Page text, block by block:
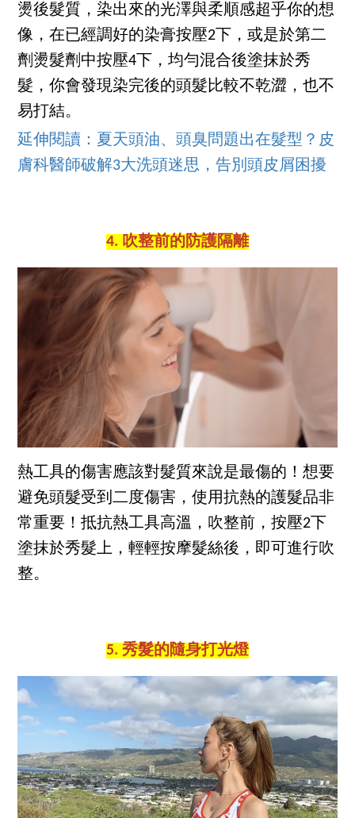
燙後髮質，染出來的光澤與柔順感超乎你的想
像，在已經調好的染膏按壓2下，或是於第二
劑燙髮劑中按壓4下，均勻混合後塗抹於秀
髮，你會發現染完後的頭髮比較不乾澀，也不
易打結。
延伸閱讀：夏天頭油、頭臭問題出在髮型？皮
膚科醫師破解3大洗頭迷思，告別頭皮屑困擾
4. 吹整前的防護隔離
熱工具的傷害應該對髮質來說是最傷的！想要
避免頭髮受到二度傷害，使用抗熱的護髮品非
常重要！抵抗熱工具高溫，吹整前，按壓2下
塗抹於秀髮上，輕輕按摩髮絲後，即可進行吹
整。
5. 秀髮的隨身打光燈